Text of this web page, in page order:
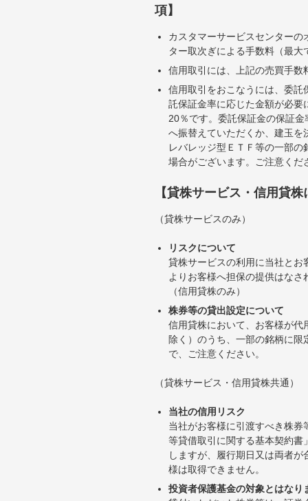
項】
カスタマーサービスセンター
ター取次ぎによる手数料（最
信用取引には、上記の売買手
信用取引をおこなうには、委
託保証金率に応じた金額が必
20％です。委託保証金の保証
へ振替えていただくか、建玉
レバレッジ型ＥＴＦ等の一部
場合がございます。ご注意くだ
【貸株サービス・信用貸
（貸株サービスのみ）
リスクについて
貸株サービスの利用に当社と
よりお客様へ担保の提供はな
（信用貸株のみ）
株券等の貸出設定について
信用貸株において、お客様が
除く）のうち、一部の銘柄に
で、ご注意ください。
（貸株サービス・信用貸株共通）
当社の信用リスク
当社がお客様に引渡すべき株
等貸借取引に関する基本契約
しますが、履行期日又は両者
様は取得できません。
投資者保護基金の対象とはなり